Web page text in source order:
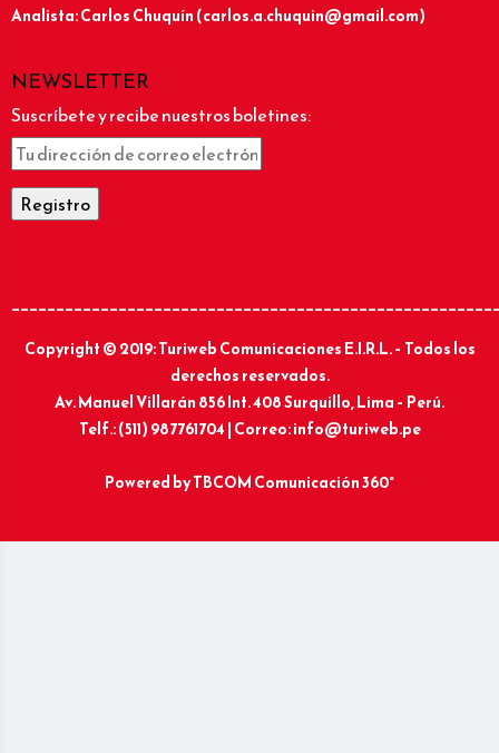
Analista: Carlos Chuquín (carlos.a.chuquin@gmail.com)
NEWSLETTER
Suscríbete y recibe nuestros boletines:
Copyright © 2019: Turiweb Comunicaciones E.I.R.L. – Todos los
derechos reservados.
Av. Manuel Villarán 856 Int. 408 Surquillo, Lima – Perú.
Telf.: (511) 987761704 | Correo: info@turiweb.pe
Powered byTBCOM Comunicación 360°